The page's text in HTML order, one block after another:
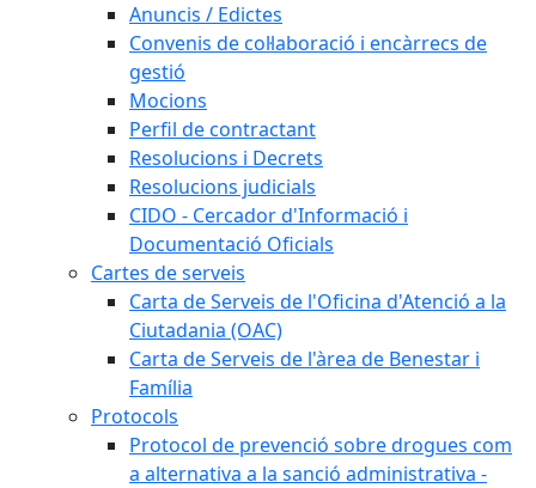
Anuncis / Edictes
Convenis de col·laboració i encàrrecs de
gestió
Mocions
Perfil de contractant
Resolucions i Decrets
Resolucions judicials
CIDO - Cercador d'Informació i
Documentació Oficials
Cartes de serveis
Carta de Serveis de l'Oficina d'Atenció a la
Ciutadania (OAC)
Carta de Serveis de l'àrea de Benestar i
Família
Protocols
Protocol de prevenció sobre drogues com
a alternativa a la sanció administrativa -